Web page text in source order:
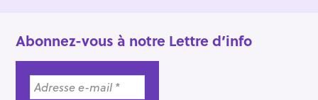
Abonnez-vous à notre Lettre d’info